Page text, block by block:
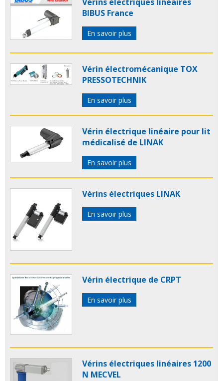
BIBUS France
En savoir plus
Vérin électromécanique TOX
PRESSOTECHNIK
En savoir plus
Vérin électrique linéaire pour lit
médicalisé de LINAK
En savoir plus
Vérins électriques LINAK
En savoir plus
Vérin électrique de CRPT
En savoir plus
Vérins électriques linéaires 1200
N MECVEL